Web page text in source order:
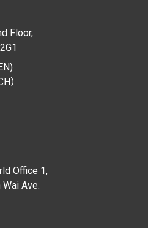
Floor,
）
Office 1,
Wai Ave.